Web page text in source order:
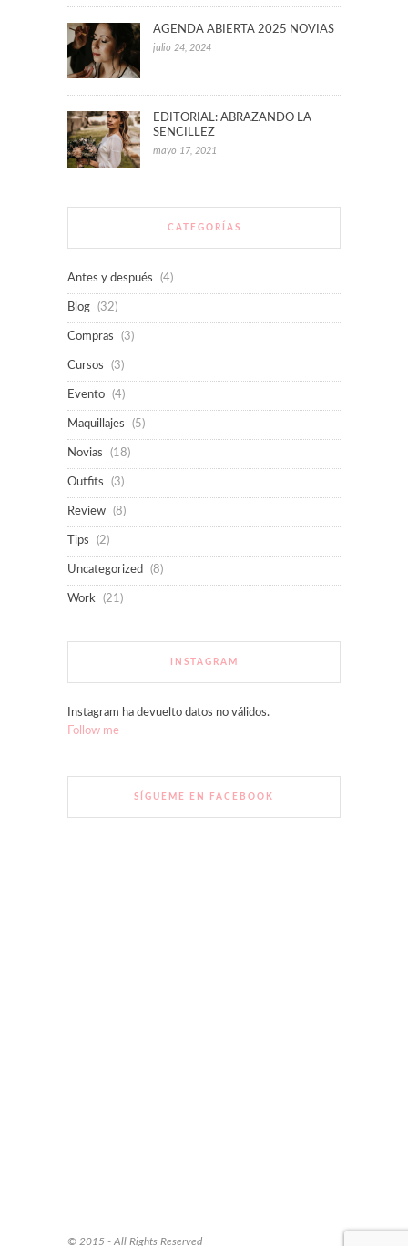
AGENDA ABIERTA 2025 NOVIAS
julio 24, 2024
EDITORIAL: ABRAZANDO LA
SENCILLEZ
mayo 17, 2021
CATEGORÍAS
Antes y después (4)
Blog (32)
Compras (3)
Cursos (3)
Evento (4)
Maquillajes (5)
Novias (18)
Outfits (3)
Review (8)
Tips (2)
Uncategorized (8)
Work (21)
INSTAGRAM
Instagram ha devuelto datos no válidos.
Follow me
SÍGUEME EN FACEBOOK
© 2015 - All Rights Reserved